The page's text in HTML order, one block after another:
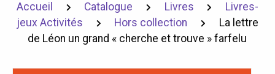
Accueil Catalogue Livres
Livres-
jeux Activités
Hors collection
La lettre
de Léon un grand « cherche et trouve » farfelu